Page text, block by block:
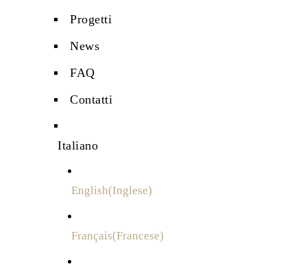
Progetti
News
FAQ
Contatti
Italiano
English(Inglese)
Français(Francese)